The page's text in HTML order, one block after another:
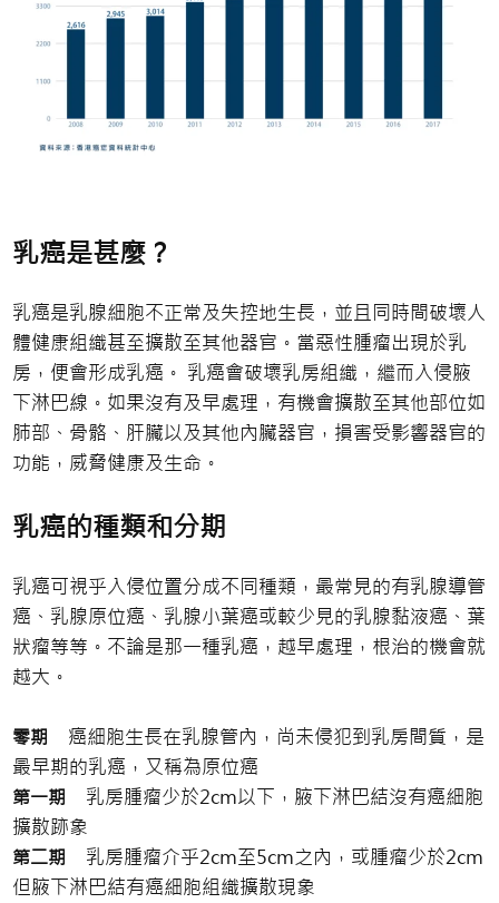
乳癌是甚麼？
乳癌是乳腺細胞不正常及失控地生長，並且同時間破壞人
體健康組織甚至擴散至其他器官。當惡性腫瘤出現於乳
房，便會形成乳癌。 乳癌會破壞乳房組織，繼而入侵腋
下淋巴線。如果沒有及早處理，有機會擴散至其他部位如
肺部、骨骼、肝臟以及其他內臟器官，損害受影響器官的
功能，威脅健康及生命。
乳癌的種類和分期
乳癌可視乎入侵位置分成不同種類，最常見的有乳腺導管
癌、乳腺原位癌、乳腺小葉癌或較少見的乳腺黏液癌、葉
狀瘤等等。不論是那一種乳癌，越早處理，根治的機會就
越大。
零期
癌細胞生長在乳腺管內，尚未侵犯到乳房間質，是
最早期的乳癌，又稱為原位癌
第一期
乳房腫瘤少於2cm以下，腋下淋巴結沒有癌細胞
擴散跡象
第二期
乳房腫瘤介乎2cm至5cm之內，或腫瘤少於2cm
但腋下淋巴結有癌細胞組織擴散現象